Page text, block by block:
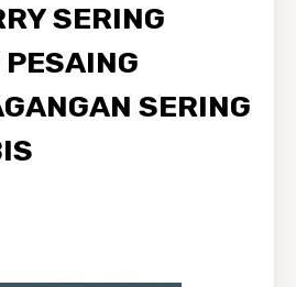
SERING
SERING